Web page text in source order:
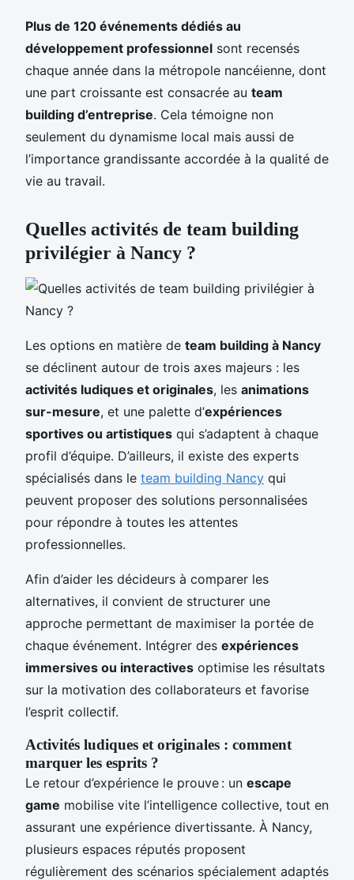
Plus de 120 événements dédiés au
développement professionnel sont recensés
chaque année dans la métropole nancéienne, dont
une part croissante est consacrée au team
building d’entreprise. Cela témoigne non
seulement du dynamisme local mais aussi de
l’importance grandissante accordée à la qualité de
vie au travail.
Quelles activités de team building
privilégier à Nancy ?
Les options en matière de team building à Nancy
se déclinent autour de trois axes majeurs : les
activités ludiques et originales, les animations
sur-mesure, et une palette d’expériences
sportives ou artistiques qui s’adaptent à chaque
profil d’équipe. D’ailleurs, il existe des experts
spécialisés dans le team building Nancy qui
peuvent proposer des solutions personnalisées
pour répondre à toutes les attentes
professionnelles.
Afin d’aider les décideurs à comparer les
alternatives, il convient de structurer une
approche permettant de maximiser la portée de
chaque événement. Intégrer des expériences
immersives ou interactives optimise les résultats
sur la motivation des collaborateurs et favorise
l’esprit collectif.
Activités ludiques et originales : comment
marquer les esprits ?
Le retour d’expérience le prouve : un escape
game mobilise vite l’intelligence collective, tout en
assurant une expérience divertissante. À Nancy,
plusieurs espaces réputés proposent
régulièrement des scénarios spécialement adaptés